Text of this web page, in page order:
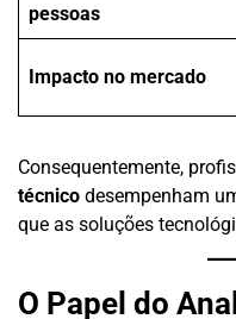
pessoas
Impacto no mercado
Consequentemente,
técnico desempenham
que as soluções
O Papel do